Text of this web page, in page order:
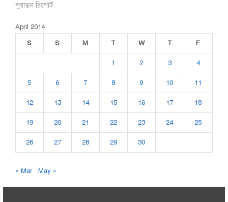
পুরাতন রিপোর্ট
April 2014
S
S M T W T F
1 2 3 4
5 6 7 8 9 10 11
12 13 14 15 16 17 18
19 20 21 22 23 24 25
26 27 28 29 30
« Mar May »